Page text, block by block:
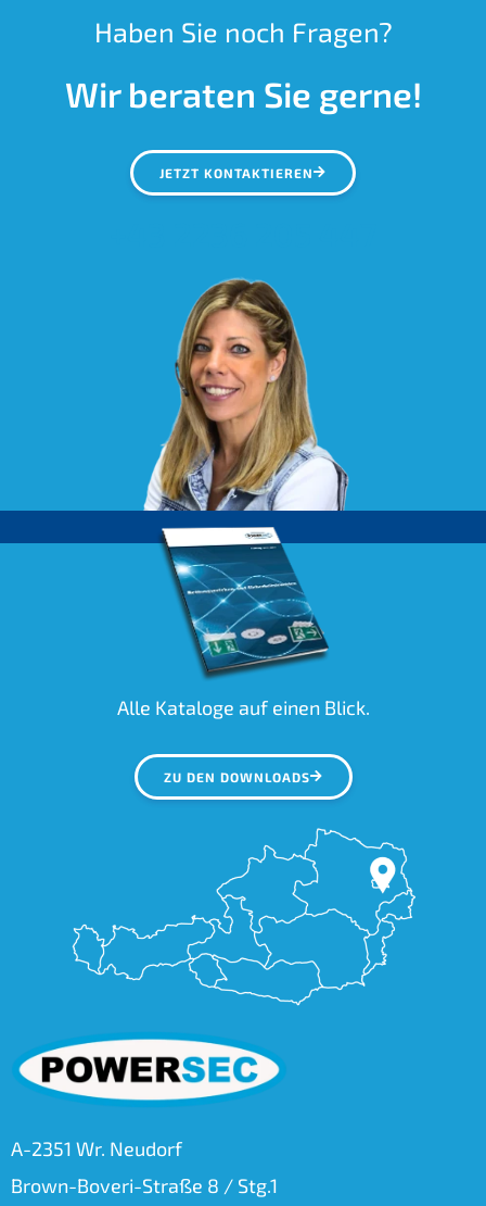
Haben Sie noch Fragen?
Wir beraten Sie gerne!
JETZT KONTAKTIEREN
Alle Kataloge auf einen Blick.
ZU DEN DOWNLOADS
A-2351 Wr. Neudorf
Brown-Boveri-Straße 8 / Stg.1